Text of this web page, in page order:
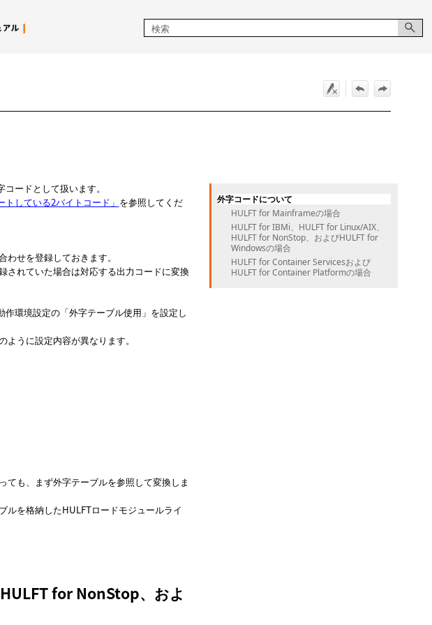
外字コードについて
HULFT for Mainframeの場合
HULFT for IBMi、HULFT for Linux/AIX、
HULFT for NonStop、およびHULFT for
Windowsの場合
HULFT for Container Servicesおよび
HULFT for Container Platformの場合
ードとして扱います。
トしている2バイトコード」 を参照してくだ
せを登録しておきます。
されていた場合は対応する出力コードに変換
作環境設定の 外字テーブル使用
を設定し
ように設定内容が異なります。
ても、まず外字テーブルを参照して変換しま
ルを格納したHULFTロードモジュールライ
for NonStop、およ